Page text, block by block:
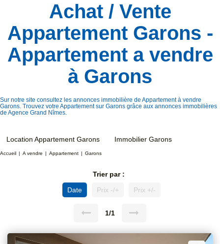
Achat / Vente
Appartement Garons -
Appartement a vendre
à Garons
Sur notre site consultez les annonces immobilière de Appartement à vendre
Garons. Trouvez votre Appartement sur Garons grâce aux annonces immobilières
de Agence Grand Nîmes.
Location Appartement Garons Immobilier Garons
Accueil A vendre Appartement Garons
Trier par :
Date
Prix -/+ Prix +/-
1/1